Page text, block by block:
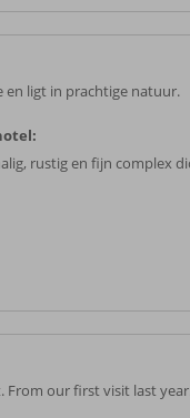
en ligt in prachtige natuur.
rustig en fijn complex
From our first visit last